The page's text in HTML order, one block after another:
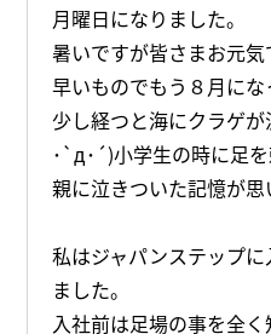
月曜日になりました。
暑いですが皆さまお元気
早いものでもう８月に
少し経つと海にクラゲ
･`д･´)小学生の時に足
親に泣きついた記憶が思
私はジャパンステップ
ました。
入社前は足場の事を全